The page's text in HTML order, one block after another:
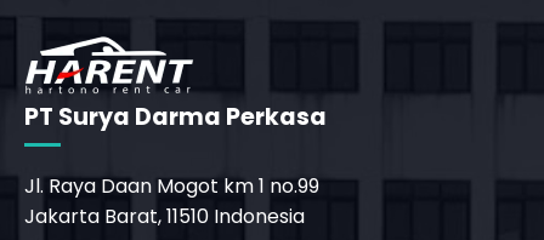
PT Surya Darma Perkasa
Jl. Raya Daan Mogot km 1 no.99
Jakarta Barat, 11510 Indonesia